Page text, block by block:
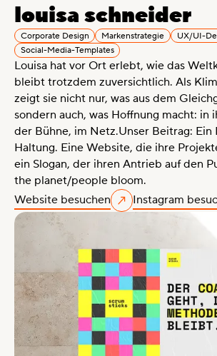
louisa schneider
Corporate Design Markenstrategie UX/UI-
Social-Media-Templates
Louisa hat vor Ort erlebt, wie das
bleibt trotzdem zuversichtlich. Als
zeigt sie nicht nur, was aus dem
sondern auch, was Hoffnung macht: in
der Bühne, im Netz.Unser Beitrag: Ein
Haltung. Eine Website, die ihre
ein Slogan, der ihren Antrieb auf den
the planet/people bloom.
Website besuchen
Instagram